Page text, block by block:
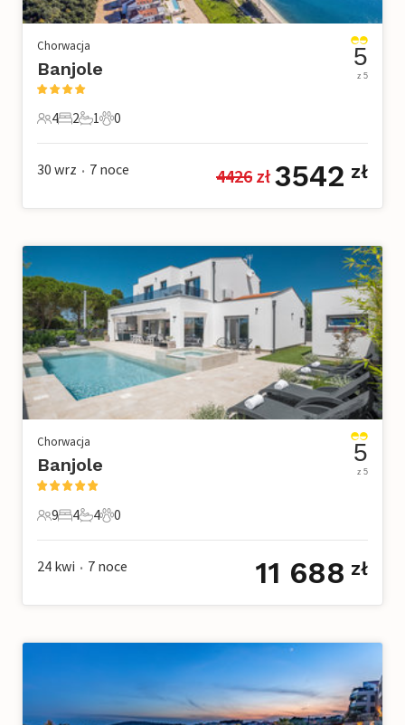
Chorwacja
Banjole
4 Goście
4
2 Sypialnie
2
1 Łazienka
1
0 Zwierzęta domowe
0
5
z 5
30 wrz • 7 noce 4426 zł 3542 zł
Chorwacja
Banjole
9 Goście
9
4 Sypialnie
4
4 Łazienki
4
0 Zwierzęta domowe
0
5
z 5
24 kwi • 7 noce 11 688 zł